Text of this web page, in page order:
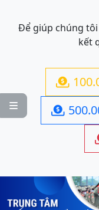

Để giúp chúng
kết

